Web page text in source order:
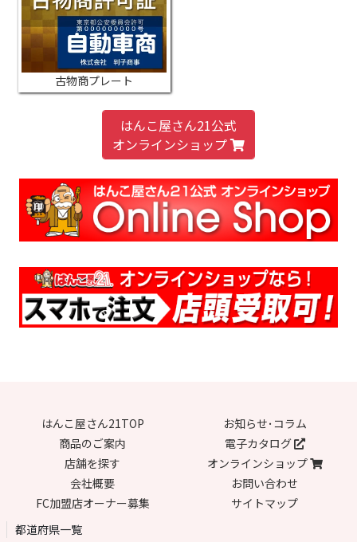
古物商プレート
はんこ屋さん21公式
オンラインショップ
はんこ屋さん21TOP
お知らせ･コラム
商品のご案内
電子カタログ
店舗を探す
オンラインショップ
会社概要
お問い合わせ
FC加盟店オーナー募集
サイトマップ
都道府県一覧